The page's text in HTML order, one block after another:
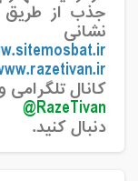
جذب از
نشانی
کانال تلگرامی
RazeTivan
@
دنبال کنید.